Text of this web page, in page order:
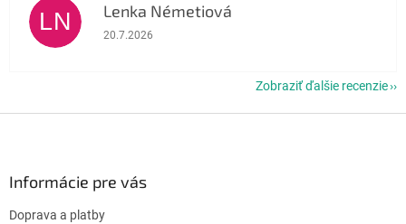
LN Lenka Németiová
Hodnotenie obchodu je 5 z 5 hviezdičiek.
20.7.2026
Zobraziť ďalšie recenzie
Informácie pre vás
Doprava a platby